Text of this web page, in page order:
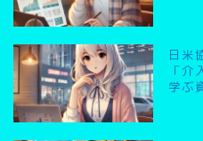
日米
「
学ぶ